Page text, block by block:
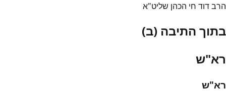
הרב דוד חי הכהן שליט"א
בתוך התיבה (ב)
רא"ש
רא"ש